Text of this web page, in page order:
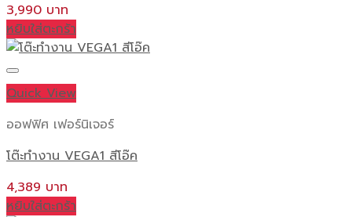
3,990
หยิบใส่ตะกร้า
Quick View
ออฟฟิศ เฟอร์นิเจอร์
โต๊ะทำงาน VEGA1 สีโอ๊ค
4,389
หยิบใส่ตะกร้า